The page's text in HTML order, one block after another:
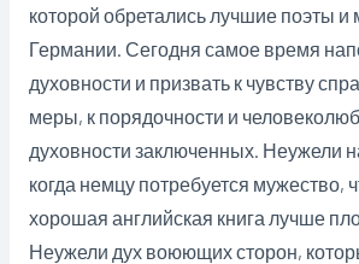
которой обретались лучшие поэты и
Германии. Сегодня самое время
духовности и призвать к чувству
меры, к порядочности и
духовности заключенных. Неужели
когда немцу потребуется мужество,
хорошая английская книга лучше
Неужели дух воюющих сторон,